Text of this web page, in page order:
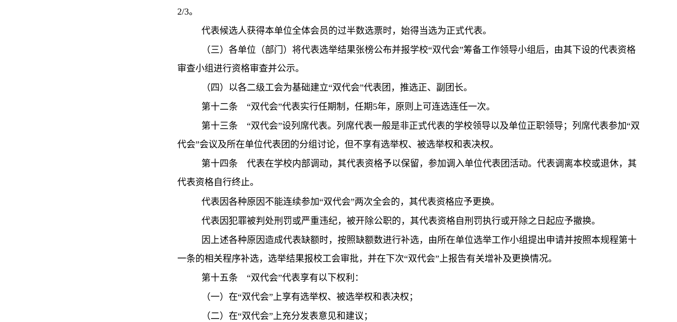
2/3。
代表候选人获得本单位全体会员的过半数选票时，始得当选为正式代表。
（三）各单位（部门）将代表选举结果张榜公布并报学校“双代会”筹备工作领导小组后，由其下设的代表资格
审查小组进行资格审查并公示。
（四）以各二级工会为基础建立“双代会”代表团，推选正、副团长。
第十二条 “双代会”代表实行任期制，任期5年，原则上可连选连任一次。
第十三条 “双代会”设列席代表。列席代表一般是非正式代表的学校领导以及单位正职领导；列席代表参加“双
代会”会议及所在单位代表团的分组讨论，但不享有选举权、被选举权和表决权。
第十四条 代表在学校内部调动，其代表资格予以保留，参加调入单位代表团活动。代表调离本校或退休，其
代表资格自行终止。
代表因各种原因不能连续参加“双代会”两次全会的，其代表资格应予更换。
代表因犯罪被判处刑罚或严重违纪， 被开除公职的，其代表资格自刑罚执行或开除之日起应予撤换。
因上述各种原因造成代表缺额时，按照缺额数进行补选，由所在单位选举工作小组提出申请并按照本规程第十
一条的相关程序补选，选举结果报校工会审批，并在下次“双代会”上报告有关增补及更换情况。
第十五条 “双代会”代表享有以下权利：
（一）在“双代会”上享有选举权、被选举权和表决权；
（二）在“双代会”上充分发表意见和建议；